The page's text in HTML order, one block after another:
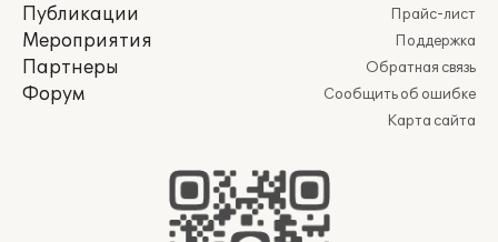
Публикации
Мероприятия
Партнеры
Форум
Прайс-лист
Поддержка
Обратная связь
Сообщить об ошибке
Карта сайта